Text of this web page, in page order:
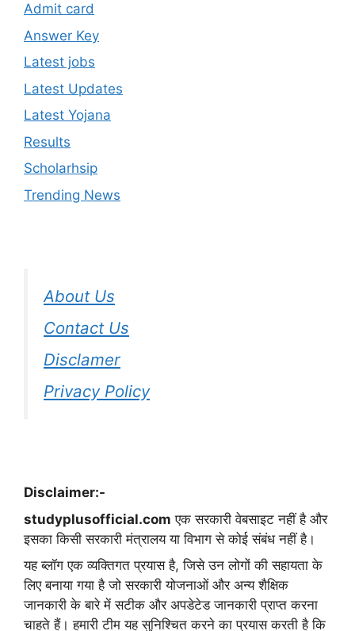
Admit card
Answer Key
Latest jobs
Latest Updates
Latest Yojana
Results
Scholarhsip
Trending News
About Us
Contact Us
Disclamer
Privacy Policy
Disclaimer:-
studyplusofficial.com एक सरकारी वेबसाइट नहीं है और
इसका किसी सरकारी मंत्रालय या विभाग से कोई संबंध नहीं है।
यह ब्लॉग एक व्यक्तिगत प्रयास है, जिसे उन लोगों की सहायता के
लिए बनाया गया है जो सरकारी योजनाओं और अन्य शैक्षिक
जानकारी के बारे में सटीक और अपडेटेड जानकारी प्राप्त करना
चाहते हैं। हमारी टीम यह सुनिश्चित करने का प्रयास करती है कि